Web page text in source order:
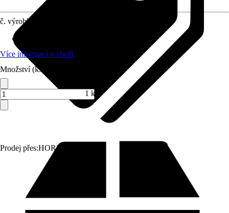
Prodej přes:HORNBACH
č. výrobku
Více informací o zboží
Množství (ks)
1 ks